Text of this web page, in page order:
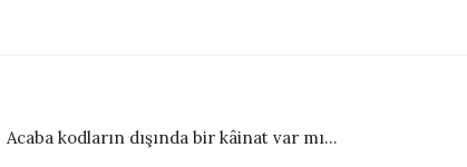
Acaba kodların dışında bir kâinat var mı...